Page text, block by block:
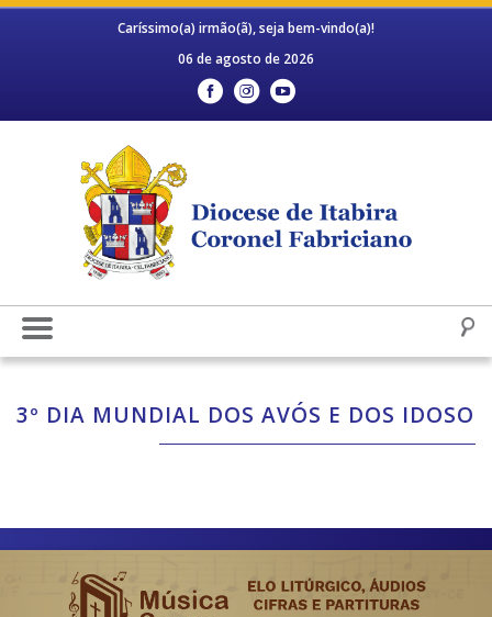
Caríssimo(a) irmão(ã), seja bem-vindo(a)!
06 de agosto de 2026
3º DIA MUNDIAL DOS AVÓS E DOS IDOSO